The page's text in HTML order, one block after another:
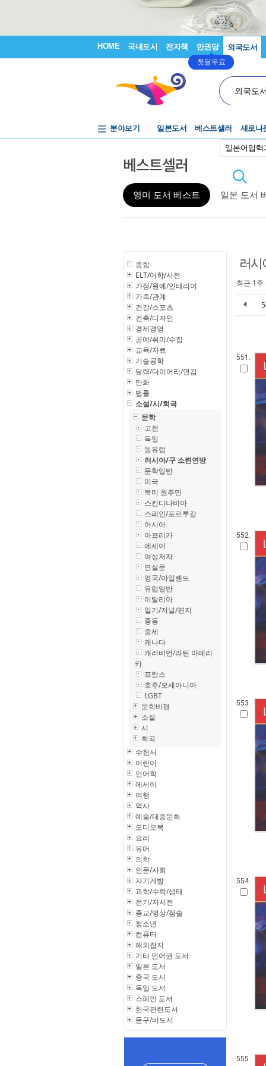
HOME 국내도서 전자책 만권당
첫달무료
외국도서
외국도
일본어입력
분야보기 일본도서 베스트셀러 새로나
베스트셀러
영미 도서 베스트 일본 도서
종합
ELT/어학/사전
가정/원예/인테리어
가족/관계
건강/스포츠
건축/디자인
경제경영
공예/취미/수집
교육/자료
기술공학
달력/다이어리/연감
만화
법률
소설/시/희곡
문학
고전
독일
동유럽
러시아/구 소련연방
문학일반
미국
북미 원주민
스칸디나비아
스페인/포르투갈
아시아
아프리카
에세이
여성저자
연설문
영국/아일랜드
유럽일반
이탈리아
일기/저널/편지
중동
중세
캐나다
캐러비언/라틴 아메리
카
프랑스
호주/오세아니아
LGBT
문학비평
소설
시
희곡
수험서
어린이
언어학
에세이
여행
역사
예술/대중문화
오디오북
요리
유머
의학
인문/사회
자기계발
과학/수학/생태
전기/자서전
종교/명상/점술
청소년
컴퓨터
해외잡지
기타 언어권 도서
일본 도서
중국 도서
독일 도서
스페인 도서
한국관련도서
문구/비도서
러시
최근 1
551.
552.
553.
554.
555.